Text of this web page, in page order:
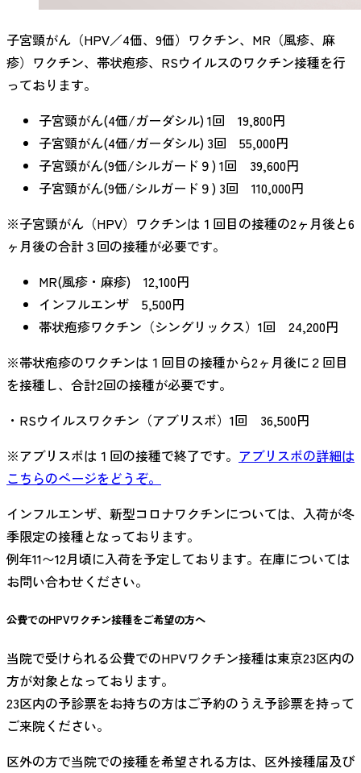
子宮頸がん（HPV／4価、9価）ワクチン、MR（風疹、麻
疹）ワクチン、帯状疱疹、RSウイルスのワクチン接種を行
っております。
子宮頸がん(4価/ガーダシル) 1回 19,800円
子宮頸がん(4価/ガーダシル) 3回 55,000円
子宮頸がん(9価/シルガード９) 1回 39,600円
子宮頸がん(9価/シルガード９) 3回 110,000円
※子宮頸がん（HPV）ワクチンは１回目の接種の2ヶ月後と6
ヶ月後の合計３回の接種が必要です。
MR(風疹・麻疹) 12,100円
インフルエンザ 5,500円
帯状疱疹ワクチン（シングリックス）1回 24,200円
※帯状疱疹のワクチンは１回目の接種から2ヶ月後に２回目
を接種し、合計2回の接種が必要です。
・RSウイルスワクチン（アブリスボ）1回 36,500円
※アブリスボは１回の接種で終了です。 アブリスボの詳細は
こちらのページをどうぞ。
インフルエンザ、新型コロナワクチンについては、入荷が冬
季限定の接種となっております。
例年11〜12月頃に入荷を予定しております。在庫については
お問い合わせください。
公費でのHPVワクチン接種をご希望の方へ
当院で受けられる公費でのHPVワクチン接種は東京23区内の
方が対象となっております。
23区内の予診票をお持ちの方はご予約のうえ予診票を持って
ご来院ください。
区外の方で当院での接種を希望される方は、区外接種届及び